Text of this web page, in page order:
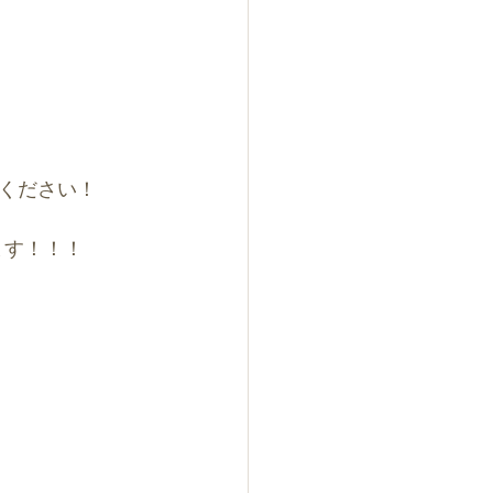
ださい！
！！！